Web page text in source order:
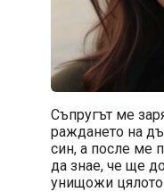
Съпругът ме
раждането на
син, а после ме
да знае, че ще
унищожи